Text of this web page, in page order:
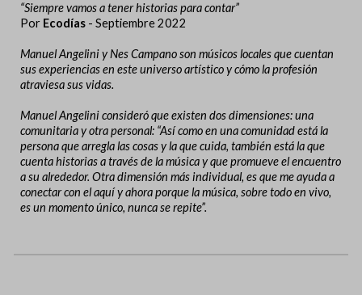
“Siempre vamos a tener historias para contar”
Por Ecodías - Septiembre 2022
Manuel Angelini y Nes Campano son músicos locales que cuentan
sus experiencias en este universo artístico y cómo la profesión
atraviesa sus vidas.
Manuel Angelini consideró que existen dos dimensiones: una
comunitaria y otra personal: “Así como en una comunidad está la
persona que arregla las cosas y la que cuida, también está la que
cuenta historias a través de la música y que promueve el encuentro
a su alrededor. Otra dimensión más individual, es que me ayuda a
conectar con el aquí y ahora porque la música, sobre todo en vivo,
es un momento único, nunca se repite”.